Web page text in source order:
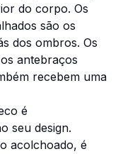
do corpo. Os
são os
dos ombros. Os
antebraços
recebem uma
é
seu design.
acolchoado, é